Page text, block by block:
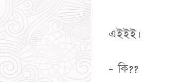
এইইই।
- কি??